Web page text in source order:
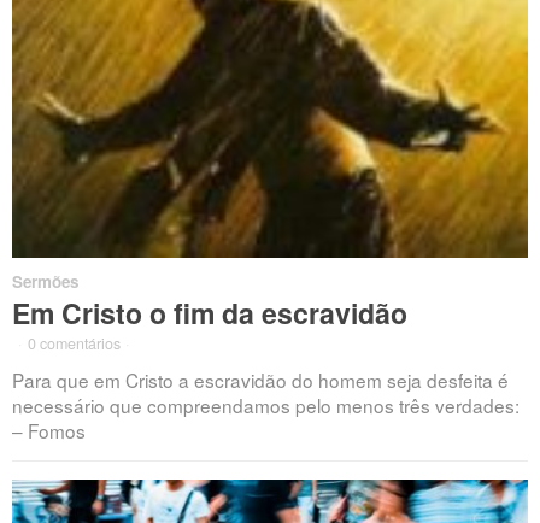
Sermões
Em Cristo o fim da escravidão
0 comentários
Para que em Cristo a escravidão do homem seja desfeita é
necessário que compreendamos pelo menos três verdades:
– Fomos